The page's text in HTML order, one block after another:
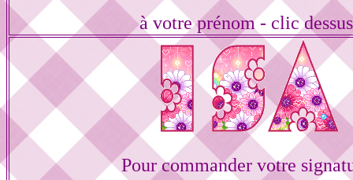
à votre prénom - clic dessus
Pour commander votre